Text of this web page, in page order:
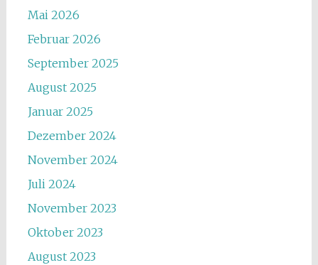
Mai 2026
Februar 2026
September 2025
August 2025
Januar 2025
Dezember 2024
November 2024
Juli 2024
November 2023
Oktober 2023
August 2023